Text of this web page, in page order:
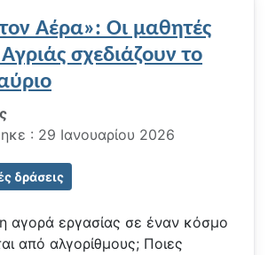
Αέρα»: Οι μαθητές
σχεδιάζουν το
: 29 Ιανουαρίου 2026
δράσεις
αγορά εργασίας σε έναν κόσμο
από αλγορίθμους; Ποιες